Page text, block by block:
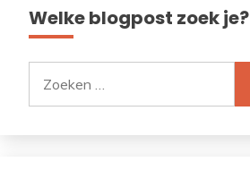
Welke blogpost zoek je?
naar: